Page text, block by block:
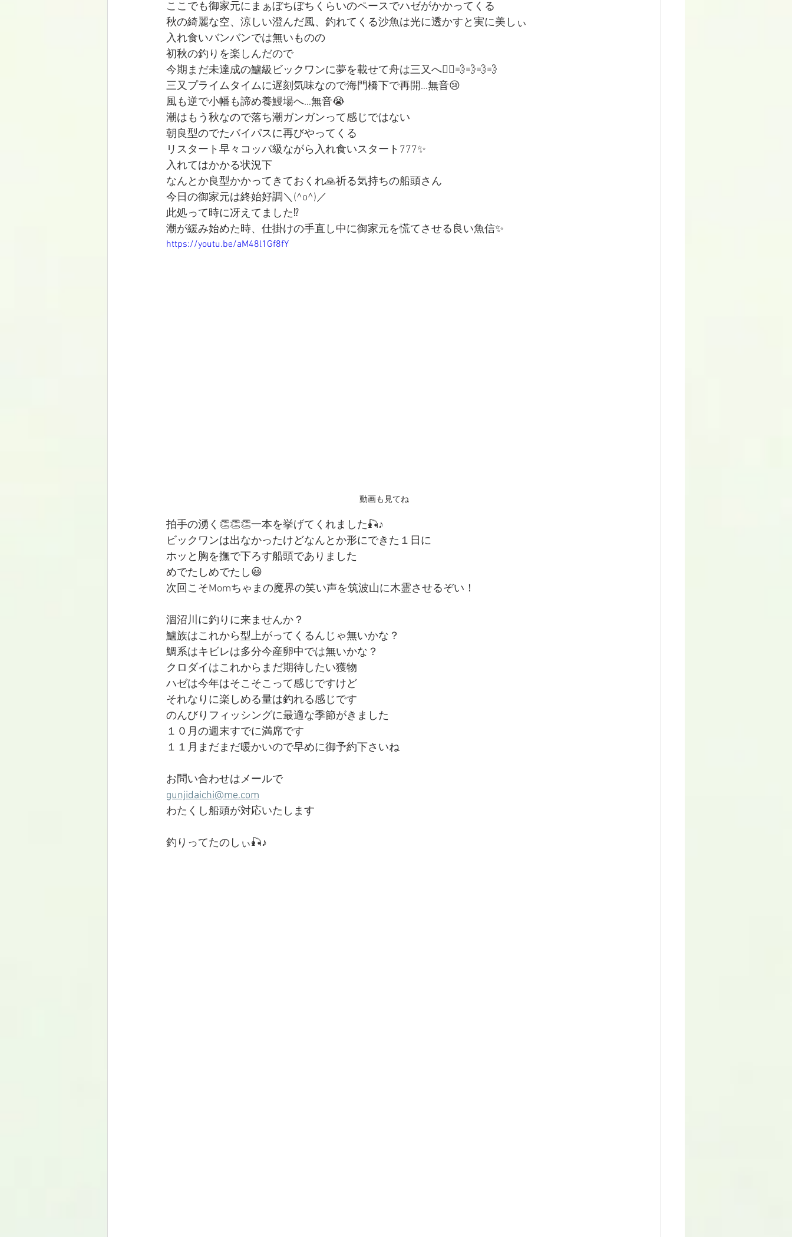
ここでも御家元にまぁぼちぼちくらいのペースでハゼがかかってくる
秋の綺麗な空、涼しい澄んだ風、釣れてくる沙魚は光に透かすと実に美しぃ
入れ食いバンバンでは無いものの
初秋の釣りを楽しんだので
今期まだ未達成の鱸級ビックワンに夢を載せて舟は三又へ🚣‍♀️💨💨💨💨
三又プライムタイムに遅刻気味なので海門橋下で再開…無音😢
風も逆で小幡も諦め養鰻場へ…無音😭
潮はもう秋なので落ち潮ガンガンって感じではない
朝良型のでたバイパスに再びやってくる
リスタート早々コッパ級ながら入れ食いスタート777✨
入れてはかかる状況下
なんとか良型かかってきておくれ🙏祈る気持ちの船頭さん
今日の御家元は終始好調＼(^o^)／
此処って時に冴えてました⁉️
潮が緩み始めた時、仕掛けの手直し中に御家元を慌てさせる良い魚信✨
https://youtu.be/aM48l1Gf8fY
動画も見てね
拍手の湧く👏👏👏一本を挙げてくれました🎣♪
ビックワンは出なかったけどなんとか形にできた１日に
ホッと胸を撫で下ろす船頭でありました
めでたしめでたし😃
次回こそMomちゃまの魔界の笑い声を筑波山に木霊させるぞい！
涸沼川に釣りに来ませんか？
鱸族はこれから型上がってくるんじゃ無いかな？
鯛系はキビレは多分今産卵中では無いかな？
クロダイはこれからまだ期待したい獲物
ハゼは今年はそこそこって感じですけど
それなりに楽しめる量は釣れる感じです
のんびりフィッシングに最適な季節がきました
１０月の週末すでに満席です
１１月まだまだ暖かいので早めに御予約下さいね
お問い合わせはメールで
gunjidaichi@me.com
わたくし船頭が対応いたします
釣りってたのしぃ🎣♪